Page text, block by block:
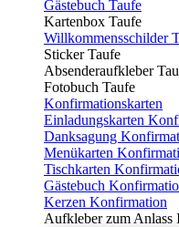
Gästebuch Taufe
Kartenbox Taufe
Willkommensschilder
Sticker Taufe
Absenderaufkleber
Fotobuch Taufe
Konfirmationskarten
Einladungskarten
Danksagung
Menükarten
Tischkarten
Gästebuch
Kerzen Konfirmation
Aufkleber zum Anlass